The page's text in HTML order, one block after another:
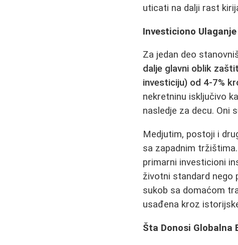
uticati na dalji rast
Investiciono
Za jedan deo
dalje glavni oblik
investiciju) od 4-7%
nekretninu isključivo
nasledje za decu. Oni
Medjutim, postoji i
sa zapadnim
primarni investicioni
životni standard nego
sukob sa domaćom
usađena kroz
Šta Donosi Globalna